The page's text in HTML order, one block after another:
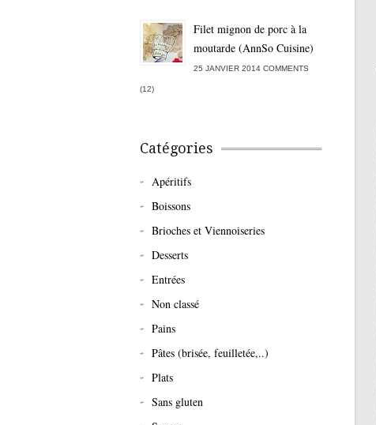
Filet mignon de porc à la
moutarde (AnnSo Cuisine)
25 JANVIER 2014 COMMENTS
(12)
Catégories
Apéritifs
Boissons
Brioches et Viennoiseries
Desserts
Entrées
Non classé
Pains
Pâtes (brisée, feuilletée,..)
Plats
Sans gluten